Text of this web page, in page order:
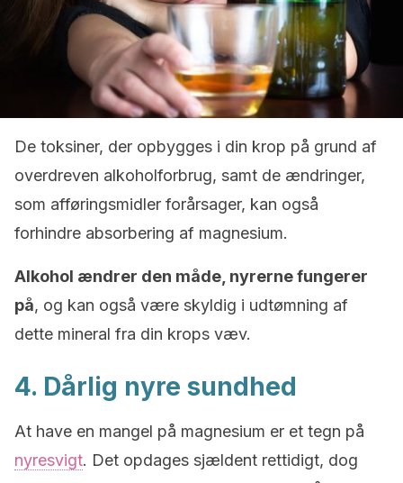
De toksiner, der opbygges i din krop på grund af
overdreven alkoholforbrug, samt de ændringer,
som afføringsmidler forårsager, kan også
forhindre absorbering af magnesium.
Alkohol ændrer den måde, nyrerne fungerer
på, og kan også være skyldig i udtømning af
dette mineral fra din krops væv.
4. Dårlig nyre sundhed
At have en mangel på magnesium er et tegn på
nyresvigt. Det opdages sjældent rettidigt, dog